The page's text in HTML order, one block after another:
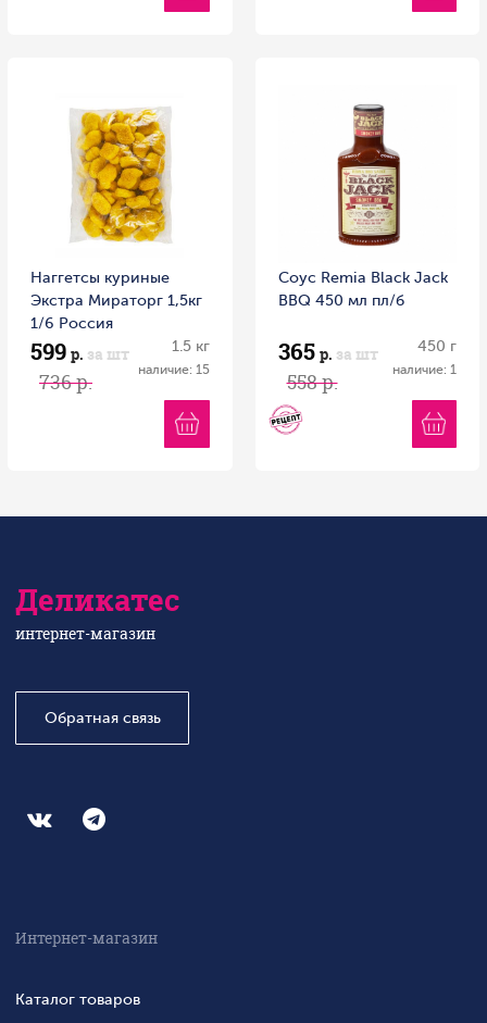
Наггетсы куриные
Экстра Мираторг 1,5кг
1/6 Россия
599 р. за шт
736 р.
1.5 кг
наличие: 15
Соус Remia Black Jack
BBQ 450 мл пл/б
365 р. за шт
558 р.
450 г
наличие: 1
Деликатес
интернет-магазин
Обратная связь
Интернет-магазин
Каталог товаров